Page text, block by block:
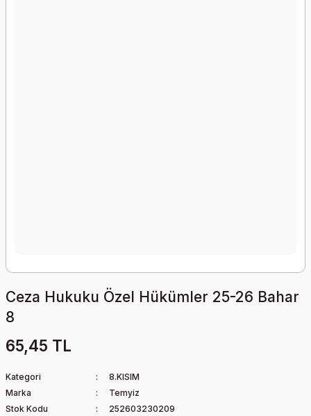
Ceza Hukuku Özel Hükümler 25-26 Bahar
8
65,45 TL
Kategori
8.KISIM
Marka
Temyiz
Stok Kodu
252603230209